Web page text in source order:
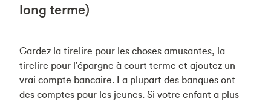
long terme)
Gardez la tirelire pour les choses amusantes, la
tirelire pour l'épargne à court terme et ajoutez un
vrai compte bancaire. La plupart des banques ont
des comptes pour les jeunes. Si votre enfant a plus